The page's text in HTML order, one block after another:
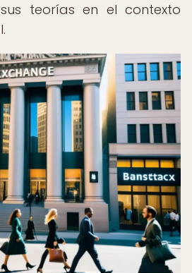
teorías en el contexto